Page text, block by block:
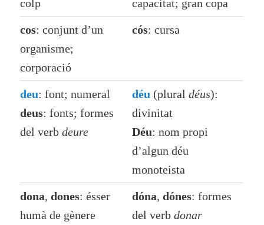
colp
capacitat; gran copa
cos: conjunt d’un
organisme;
corporació
cós: cursa
deu: font; numeral
deus: fonts; formes
del verbdeure
déu (pluraldéus):
divinitat
Déu: nom propi
d’algun déu
monoteista
dona,dones: ésser
humà de gènere
dóna,dónes: formes
del verbdonar